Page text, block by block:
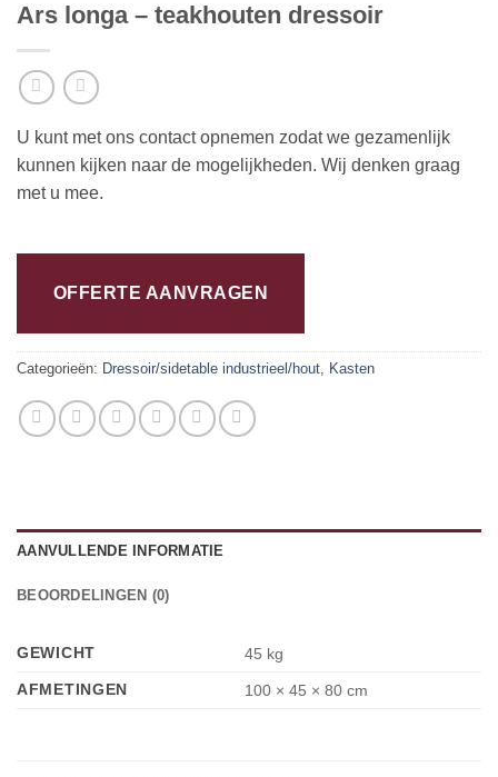
Ars longa – teakhouten dressoir
U kunt met ons contact opnemen zodat we gezamenlijk
kunnen kijken naar de mogelijkheden. Wij denken graag
met u mee.
OFFERTE AANVRAGEN
Categorieën: Dressoir/sidetable industrieel/hout Kasten
AANVULLENDE INFORMATIE
BEOORDELINGEN (0)
GEWICHT
45 kg
AFMETINGEN
100 × 45 × 80 cm